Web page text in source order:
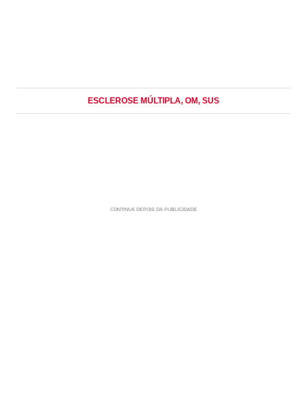
ESCLEROSE MÚLTIPLA, OM, SUS